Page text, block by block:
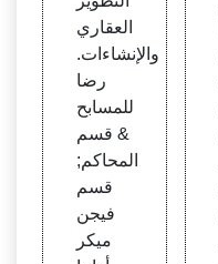
العقاري
والإنشاءات.
رضا
للمسابح
& قسم
المحاكم;
قسم
فيجن
ميكر